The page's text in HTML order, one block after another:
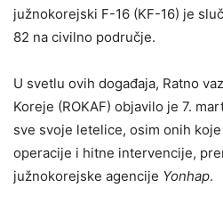
južnokorejski F-16 (KF-16) je
82 na civilno područje.
U svetlu ovih događaja, Ratno
Koreje (ROKAF) objavilo je 7.
sve svoje letelice, osim onih
operacije i hitne intervencije,
južnokorejske agencije Yonhap.